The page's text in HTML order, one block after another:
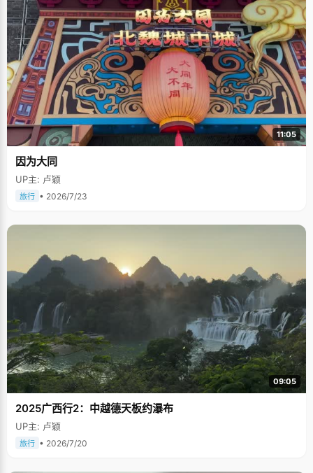
11:05
因为大同
UP主: 卢颖
旅行 • 2026/7/23
09:05
2025广西行2：中越德天板约瀑布
UP主: 卢颖
旅行 • 2026/7/20